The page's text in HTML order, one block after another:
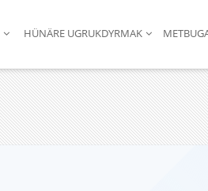
HÜNÄRE UGRUKDYRMAK